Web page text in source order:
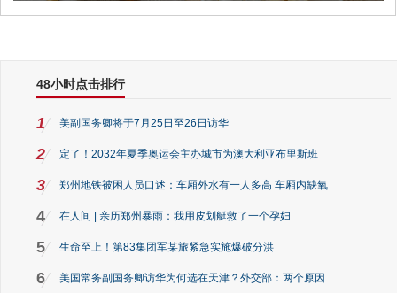
48小时点击排行
1 美副国务卿将于7月25日至26日访华
2 定了！2032年夏季奥运会主办城市为澳大利亚布里斯班
3 郑州地铁被困人员口述：车厢外水有一人多高 车厢内缺氧
4 在人间 | 亲历郑州暴雨：我用皮划艇救了一个孕妇
5 生命至上！第83集团军某旅紧急实施爆破分洪
6 美国常务副国务卿访华为何选在天津？外交部：两个原因